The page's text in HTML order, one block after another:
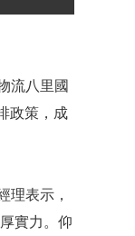
流八里國
政策，成
理表示，
實力。仰